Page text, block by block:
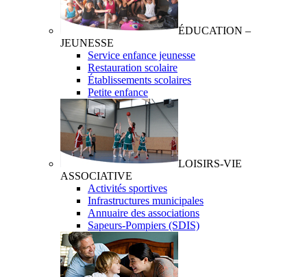
ÉDUCATION –
JEUNESSE
Service enfance jeunesse
Restauration scolaire
Établissements scolaires
Petite enfance
LOISIRS-VIE
ASSOCIATIVE
Activités sportives
Infrastructures municipales
Annuaire des associations
Sapeurs-Pompiers (SDIS)